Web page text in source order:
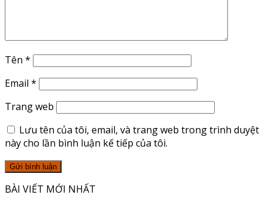
Tên *
Email *
Trang web
Lưu tên của tôi, email, và trang web trong trình duyệt
này cho lần bình luận kế tiếp của tôi.
BÀI VIẾT MỚI NHẤT